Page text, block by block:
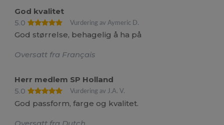
God kvalitet
5.0
Vurdering av Aymeric D.
God størrelse, behagelig å ha på
Oversatt fra Français
Herr medlem SP Holland
5.0
Vurdering av J.A. V.
God passform, farge og kvalitet.